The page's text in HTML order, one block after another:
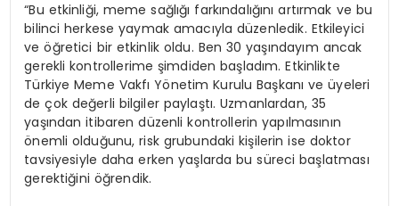
“Bu etkinliği, meme sağlığı farkındalığını artırmak ve bu
bilinci herkese yaymak amacıyla düzenledik. Etkileyici
ve öğretici bir etkinlik oldu. Ben 30 yaşındayım ancak
gerekli kontrollerime şimdiden başladım. Etkinlikte
Türkiye Meme Vakfı Yönetim Kurulu Başkanı ve üyeleri
de çok değerli bilgiler paylaştı. Uzmanlardan, 35
yaşından itibaren düzenli kontrollerin yapılmasının
önemli olduğunu, risk grubundaki kişilerin ise doktor
tavsiyesiyle daha erken yaşlarda bu süreci başlatması
gerektiğini öğrendik.